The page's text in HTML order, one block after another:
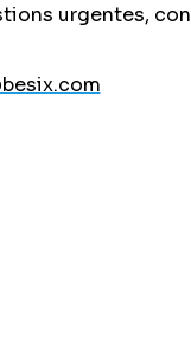
urgentes,